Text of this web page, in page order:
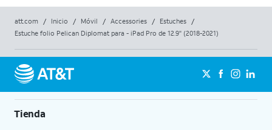
att.com / Inicio / Móvil / Accessories / Estuches
/
Estuche folio Pelican Diplomat para - iPad Pro de 12.9" (2018-2021)
Tienda